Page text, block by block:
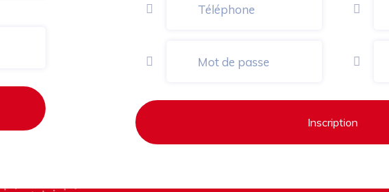
Inscription